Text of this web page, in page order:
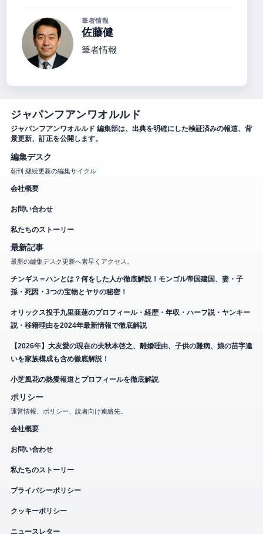
筆者情報
佐藤健
筆者情報
ジャパンフアンワオルルド
ジャパンフアンワオルルド 編集部は、出典を明確にした検証済みの報道、背
景更新、訂正を公開します。
編集デスク
朝刊 継続更新の編集サイクル
会社概要
お問い合わせ
私たちのストーリー
最新記事
最新の編集デスク更新へ素早くアクセス。
チンギス＝ハンとは？何をした人か徹底解説！モンゴル帝国建国、妻・子
孫・死因・3つの宝物とヤサの秘密！
オリックス投手九里亜蓮のプロフィール・経歴・年収・ハーフ説・ヤンキー
説・移籍理由を2024年最新情報で徹底解説
【2026年】大友愛の現在の夫秋本啓之、離婚理由、子供の難病、娘の苗字違
いを家族構成も含め徹底解説！
小芝風花の熱愛報道とプロフィールを徹底解説
ポリシー
運営情報、ポリシー、読者向け連絡先。
会社概要
お問い合わせ
私たちのストーリー
プライバシーポリシー
クッキーポリシー
ニュースレター